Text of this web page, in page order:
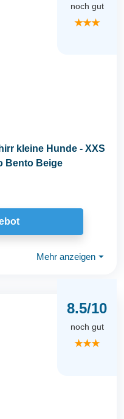
noch gut
★★★
kleine Hunde - XXS
Bento Beige
Mehr anzeigen ⏷
8.5/10
noch gut
★★★